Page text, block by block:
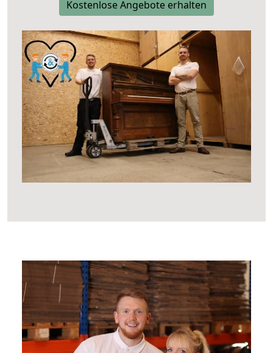
Kostenlose Angebote erhalten